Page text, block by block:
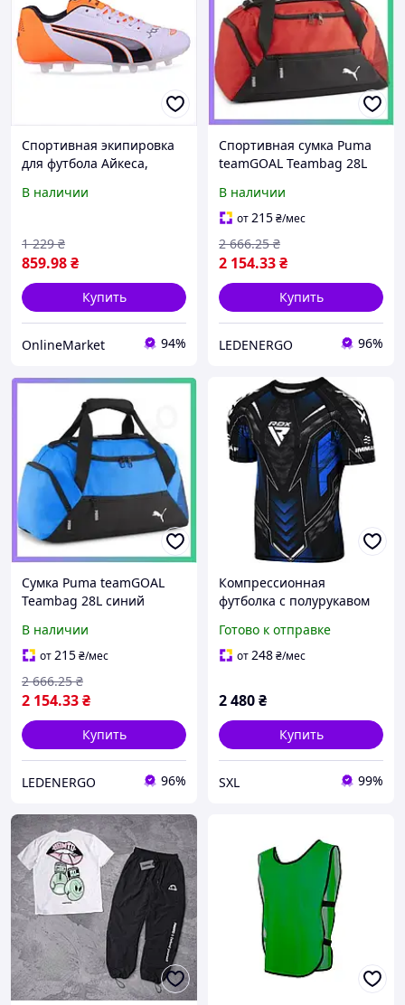
Спортивная экипировка
для футбола Айкеса,
В наличии
859.98₴
1 229 ₴
Купить
OnlineMarket 94%
Спортивная сумка Puma
teamGOAL Teambag 28L
45х24х27 см SKU_090232-
03
В наличии
от215₴/мес
2 154.33₴
2 666.25 ₴
Купить
LEDENERGO 96%
Сумка Puma teamGOAL
Teambag 28L синий
экипировки унисекс
SKU_090232-02
В наличии
от215₴/мес
2 154.33₴
2 666.25 ₴
Купить
LEDENERGO 96%
Компрессионная
футболка с полурукавом
полиэстер спандекс
размер L спортивная
Готово к отправке
от248₴/мес
2 480₴
Купить
SXL 99%